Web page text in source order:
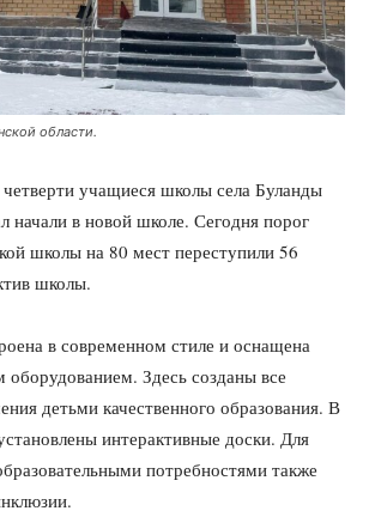
области.
учащиеся школы села Буланды
начали в новой школе. Сегодня порог
школы на 80 мест переступили 56
школы.
в современном стиле и оснащена
Здесь созданы все
детьми качественного образования. В
интерактивные доски. Для
потребностями также